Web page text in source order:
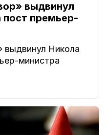
выдвинул
пост премьер-
выдвинул Никола
министра